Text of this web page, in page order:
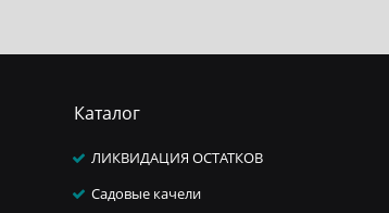
Каталог
ЛИКВИДАЦИЯ ОСТАТКОВ
Садовые качели